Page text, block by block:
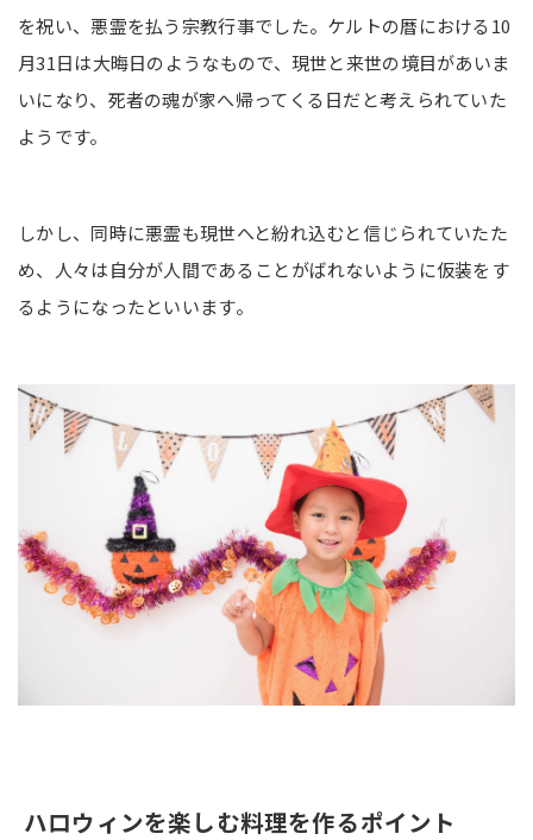
を祝い、悪霊を払う宗教行事でした。ケルトの暦における10
月31日は大晦日のようなもので、現世と来世の境目があいま
いになり、死者の魂が家へ帰ってくる日だと考えられていた
ようです。
しかし、同時に悪霊も現世へと紛れ込むと信じられていたた
め、人々は自分が人間であることがばれないように仮装をす
るようになったといいます。
ハロウィンを楽しむ料理を作るポイント